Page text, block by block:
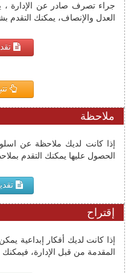
جراء تصرف صادر عن الإدارة ،
العدل والإنصاف، يمكنك التقدم
ملاحظة
الحصول عليها يمكنك التقدم
إقتراح
المقدمة من قبل الإدارة، فيمكنك